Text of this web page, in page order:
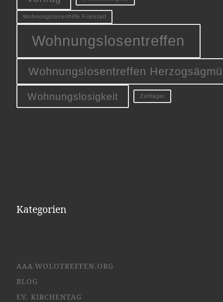
Wohnungslosenhilfe Freistatt
Wohnungslosentreffen
Wohnungslosentreffen
Wohnungslosigkeit Zeltlager
Kategorien
AAA.WOLOTREFFEN.ORG
BLOG
EV. KIRCHENTAG